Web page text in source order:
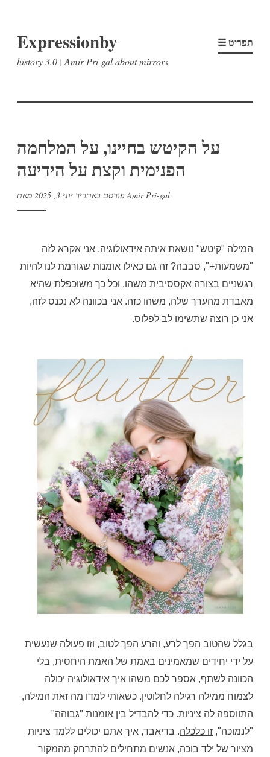
לתוכן
Expressionby
history 3.0 | Amir Pri-gal about mirrors
☰ תפריט
על הקיטש בחיינו, על המלחמה
הפנימית וקצת על הידיעה
פורסם באתריך יוני 3, 2025 מאתAmir Pri-gal
המילה "קיטש" נושאת איתה אידאולוגיה, אני אקרא לזה
"משמעות+", סבבה? זה גם כאילו אומנות שגורמת לנו להיות
רגשניים בצורה אקססיבית משהו, וכל כך משוכפלת שהיא
מאבדת מהערך שלה, משהו כזה. אני בכוונה לא נכנס לזה,
אני כן רוצה שתשימו לב לפלוס.
בגלל שהטוב הפך לרע, והרע הפך לטוב, וזו פעולה שנעשית
על ידי יחידים שמאמינים באמת של האמת היחסית, בלי
הכוונה לשתף, אספר לכם משהו איך אידאולוגיה יכולה
לצמוח ממילה רגילה לחלוטין. כשאותי למדו מה זאת המילה,
התווספה לה ציניות. כדי להבדיל בין אומנות "גבוהה"
"לנמוכה", זו כלכלה. בדיאבד, איך אתם יכולים ללמד ציניות
מציור של ילד בוכה, אנשים מתחילים להתרחק מהמקור